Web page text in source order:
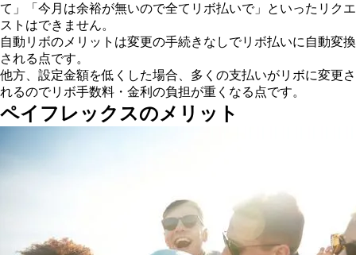
て」「今月は余裕が無いので全てリボ払いで」といったリクエ
ストはできません。
自動リボのメリットは変更の手続きなしでリボ払いに自動変換
される点です。
他方、設定金額を低くした場合、多くの支払いがリボに変更さ
れるのでリボ手数料・金利の負担が重くなる点です。
ペイフレックスのメリット